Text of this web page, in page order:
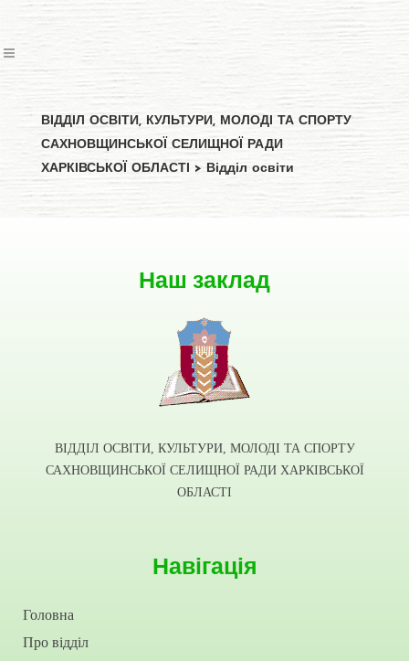
ВІДДІЛ ОСВІТИ, КУЛЬТУРИ, МОЛОДІ ТА СПОРТУ
САХНОВЩИНСЬКОЇ СЕЛИЩНОЇ РАДИ
ХАРКІВСЬКОЇ ОБЛАСТІ > Відділ освіти
Наш заклад
ВІДДІЛ ОСВІТИ, КУЛЬТУРИ, МОЛОДІ ТА СПОРТУ
САХНОВЩИНСЬКОЇ СЕЛИЩНОЇ РАДИ ХАРКІВСЬКОЇ
ОБЛАСТІ
Навігація
Головна
Про відділ